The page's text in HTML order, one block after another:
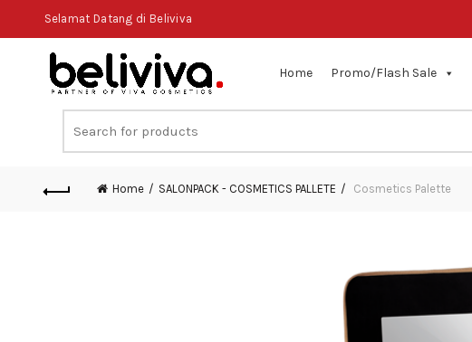
Selamat Datang di Beliviva
Home Promo/Flash Sale
Search
for:
Home SALONPACK - COSMETICS PALLETE Cosmetics Palette